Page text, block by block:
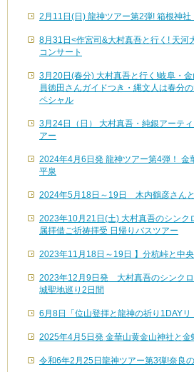
2月11日(日) 龍神ツアー第2弾! 箱根神
8月31日<作宮司&大村真吾と行く! 天河
コンサート
3月20日(春分) 大村真吾と行く!岐阜・
員徳田さんガイドつき・縄文人は春分
ペシャル
3月24日（日） 大村真吾・純銀アーテ
アー
2024年4月6日発 龍神ツアー第4弾！ 金
平泉
2024年5月18日～19日 木内鶴彦さん
2023年10月21日(土) 大村真吾のシンク
属拝借ご祈祷拝受 日帰りバスツアー
2023年11月18日～19日 】分杭峠と中
2023年12月9日発 大村真吾のシンク
城聖地巡り2日間
6月8日「位山登拝と龍神の祈り1DAYリ
2025年4月5日発 金華山黄金山神社と金
令和6年2月25日龍神ツアー第3弾!奈良